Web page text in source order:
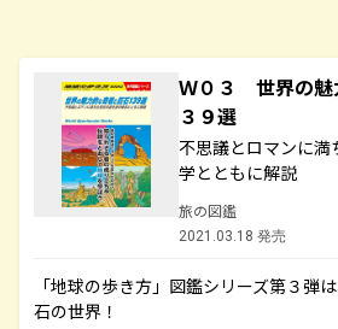
Ｗ０３ 世界の魅
３９選
不思議とロマンに
学とともに解説
旅の図鑑
2021.03.18 発売
「地球の歩き方」図鑑シリーズ第３弾
石の世界！